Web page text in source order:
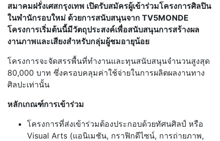
สมาคมฝรั่งเศสกรุงเทพ เปิดรับสมัครผู้เข้าร่วมโครงการศิลปิน
ในพำนักรอบใหม่ ด้วยการสนับสนุนจาก TV5MONDE
โครงการเริ่มต้นนี้มีวัตถุประสงค์เพื่อสนับสนุนการสร้างผล
งานภาพและเสียงสำหรับกลุ่มผู้ชมอายุน้อย
โครงการจะจัดสรรพื้นที่ทำงานและทุนสนับสนุนจำนวนสูงสุด
80,000 บาท ซึ่งครอบคลุมค่าใช้จ่ายในการผลิตผลงานทาง
ศิลปะเท่านั้น
หลักเกณฑ์การเข้าร่วม
โครงการที่ส่งเข้าร่วมต้องประกอบด้วยทัศนศิลป์ หรือ
Visual Arts (แอนิเมชัน, กราฟิกดีไซน์, การถ่ายภาพ,